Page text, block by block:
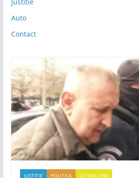
Auto
Contact
JUSTITIE POLITICA ULTIMA-ORA